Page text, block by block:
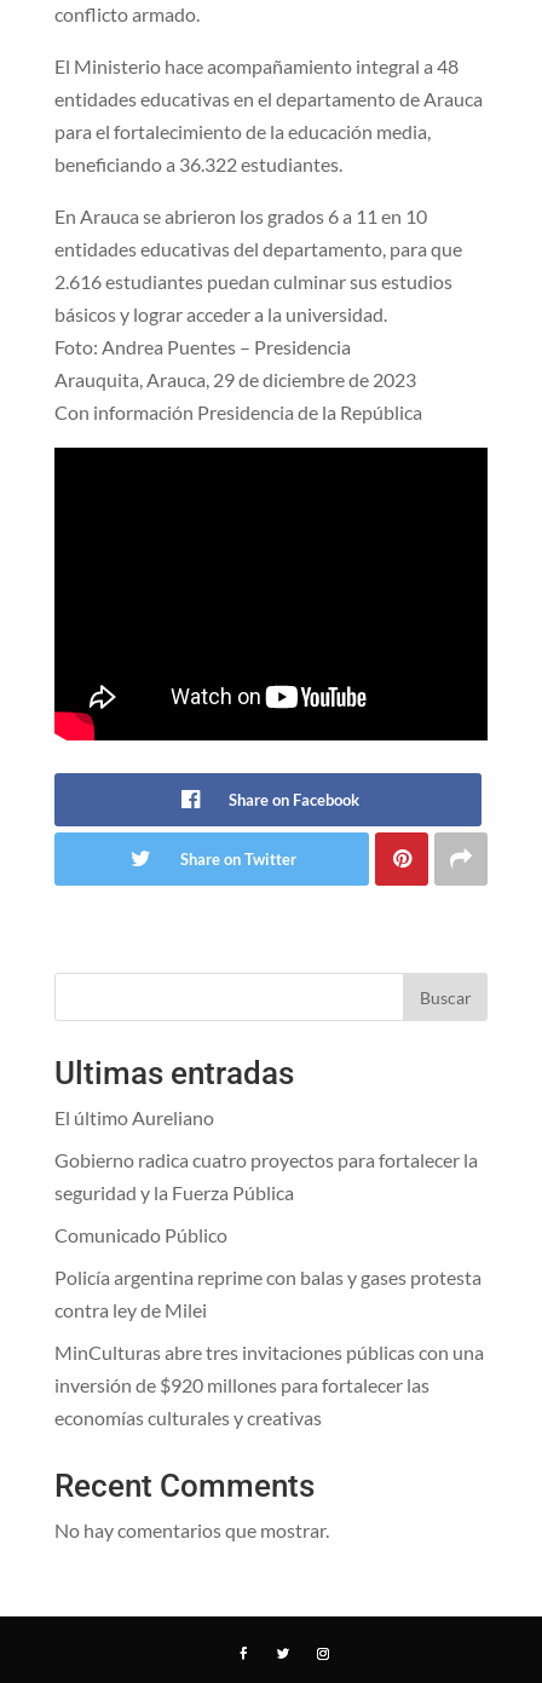
conflicto armado.
El Ministerio hace acompañamiento integral a 48
entidades educativas en el departamento de Arauca
para el fortalecimiento de la educación media,
beneficiando a 36.322 estudiantes.
En Arauca se abrieron los grados 6 a 11 en 10
entidades educativas del departamento, para que
2.616 estudiantes puedan culminar sus estudios
básicos y lograr acceder a la universidad.
Foto: Andrea Puentes – Presidencia
Arauquita, Arauca, 29 de diciembre de 2023
Con información Presidencia de la República
Share on Facebook
Share on Twitter
Buscar
Ultimas entradas
El último Aureliano
Gobierno radica cuatro proyectos para fortalecer la
seguridad y la Fuerza Pública
Comunicado Público
Policía argentina reprime con balas y gases protesta
contra ley de Milei
MinCulturas abre tres invitaciones públicas con una
inversión de $920 millones para fortalecer las
economías culturales y creativas
Recent Comments
No hay comentarios que mostrar.